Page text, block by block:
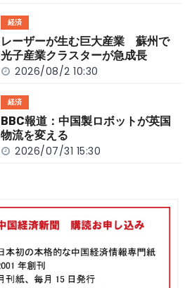
経済
レーザーが生む巨大産業 蘇州で
光子産業クラスターが急成長
2026/08/2 10:30
経済
BBC報道：中国製ロボットが英国
物流を変える
2026/07/31 15:30